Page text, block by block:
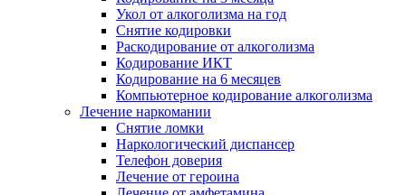
Укол от алкоголизма на год
Снятие кодировки
Раскодирование от алкоголизма
Кодирование ИКТ
Кодирование на 6 месяцев
Компьютерное кодирование алкоголизма
Лечение наркомании
Снятие ломки
Наркологический диспансер
Телефон доверия
Лечение от героина